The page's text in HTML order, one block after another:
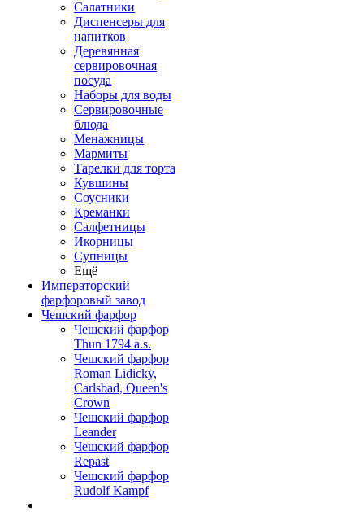
Салатники
Диспенсеры для
напитков
Деревянная
сервировочная
посуда
Наборы для воды
Сервировочные
блюда
Менажницы
Мармиты
Тарелки для торта
Кувшины
Соусники
Креманки
Салфетницы
Икорницы
Супницы
Ещё
Императорский
фарфоровый завод
Чешский фарфор
Чешский фарфор
Thun 1794 a.s.
Чешский фарфор
Roman Lidicky,
Carlsbad, Queen's
Crown
Чешский фарфор
Leander
Чешский фарфор
Repast
Чешский фарфор
Rudolf Kampf